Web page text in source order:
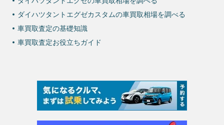
ダイハツタントエグゼカスタムの車買取相場を調べる
車買取査定の基礎知識
車買取査定お役立ちガイド